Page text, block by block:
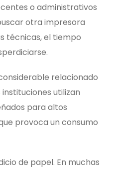
o administrativos
otra impresora
técnicas, el tiempo
relacionado
utilizan
para altos
provoca un consumo
de papel. En muchas